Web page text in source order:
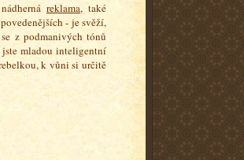
reklama, také
- je svěží,
z podmanivých tónů
mladou inteligentní
k vůni si určitě